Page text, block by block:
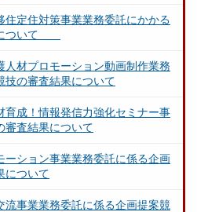
住定住対策事業業務委託にかかる
について
人材プロモーション動画制作業務
技の審査結果について
育成！情報発信力強化セミナー事
審査結果について
ーション事業業務委託に係る企画
について
流事業業務委託に係る企画提案競